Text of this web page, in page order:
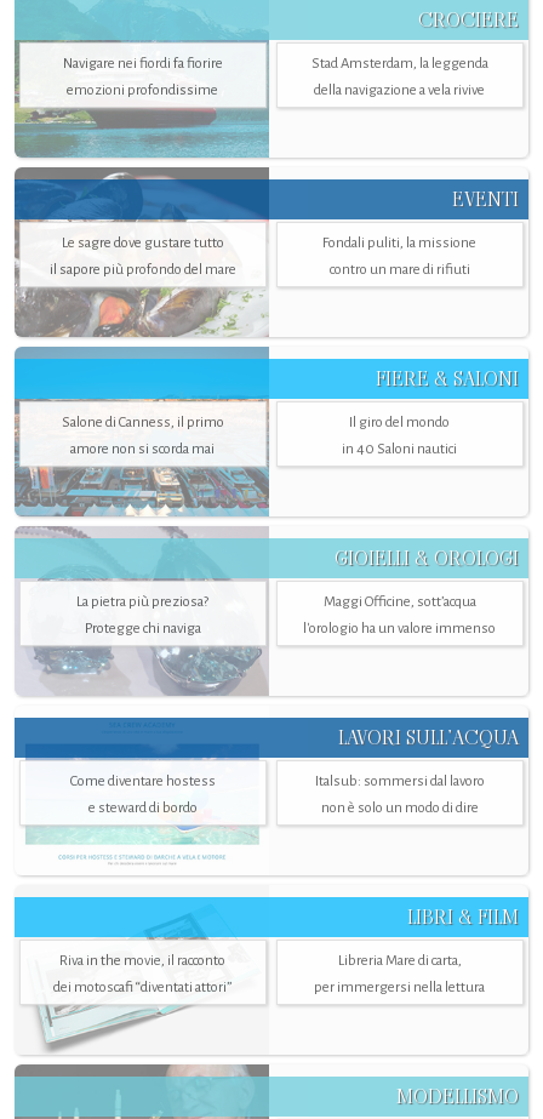
CROCIERE
Navigare nei fiordi fa fiorire
emozioni profondissime
Stad Amsterdam, la leggenda
della navigazione a vela rivive
EVENTI
Le sagre dove gustare tutto
il sapore più profondo del mare
Fondali puliti, la missione
contro un mare di rifiuti
FIERE & SALONI
Salone di Canness, il primo
amore non si scorda mai
Il giro del mondo
in 40 Saloni nautici
GIOIELLI & OROLOGI
La pietra più preziosa?
Protegge chi naviga
Maggi Officine, sott’acqua
l'orologio ha un valore immenso
LAVORI SULL’ACQUA
Come diventare hostess
e steward di bordo
Italsub: sommersi dal lavoro
non è solo un modo di dire
LIBRI & FILM
Riva in the movie, il racconto
dei motoscafi “diventati attori”
Libreria Mare di carta,
per immergersi nella lettura
MODELLISMO